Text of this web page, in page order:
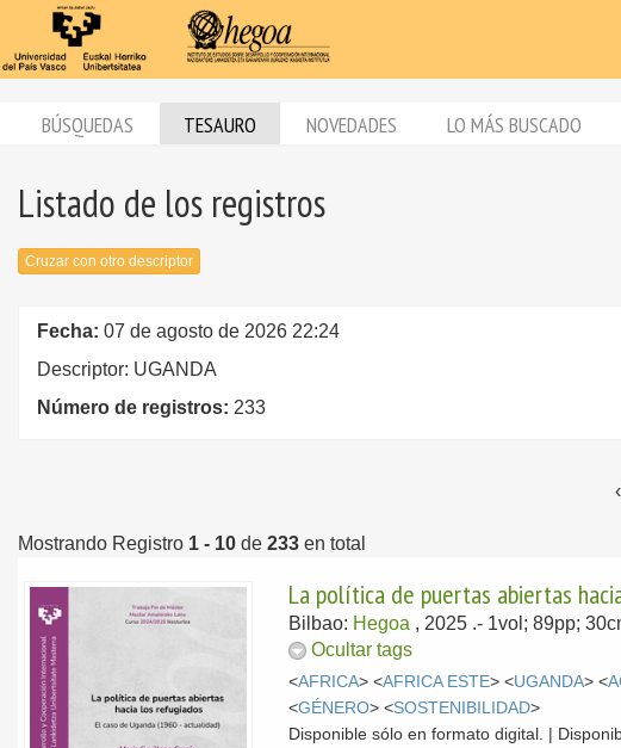
BÚSQUEDAS TESAURO NOVEDADES LO MÁS BUSCADO
Listado de los registros
Cruzar con otro descriptor
Fecha: 07 de agosto de 2026 22:24
Descriptor: UGANDA
Número de registros: 233
Mostrando Registro 1 - 10 de 233 en total
La política de puertas abiertas
Bilbao: Hegoa , 2025 .- 1vol; 89pp;
Ocultar tags
<AFRICA> <AFRICA ESTE> <UGANDA> <
<GÉNERO> <SOSTENIBILIDAD>
Disponible sólo en formato digital. |